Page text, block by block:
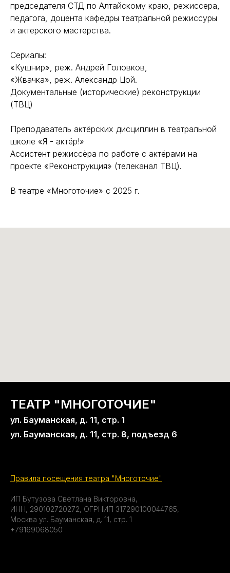
председателя СТД по Алтайскому краю, режиссера,
педагога, доцента кафедры театральной режиссуры
и актерского мастерства.
Сериалы:
«Кушнир», реж. Андрей Головков,
«Жвачка», реж. Александр Цой.
Документальные (исторические) реконструкции
(ТВЦ)
Преподаватель актёрских дисциплин в театральной
школе «Я - актёр!»
Ассистент режиссёра по работе с актёрами на
проекте «Реконструкция» (телеканал ТВЦ).
В театре «Многоточие» с 2025 г.
ТЕАТР "МНОГОТОЧИЕ"
ул. Бауманская, д. 11, стр. 1
ул. Бауманская, д. 11, стр. 8, подъезд 6
Правила посещения театра "Многоточие"
ИП Бутузова Светлана Викторовна,
ИНН, 290102720272, ОГРНИП 317290100044765,
Москва ул. Бауманская, д. 11, стр. 1
+79169068050